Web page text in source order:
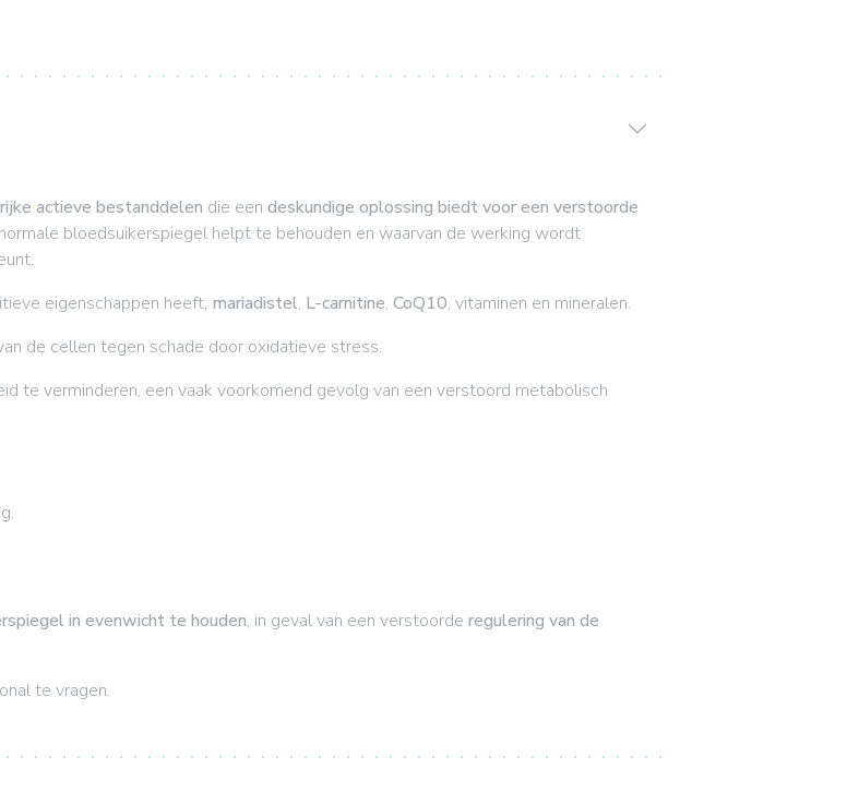
actieve bestanddelen die een deskundige oplossing biedt voor een verstoorde
bloedsuikerspiegel helpt te behouden en waarvan de werking wordt
eigenschappen heeft, mariadistel, L-carnitine, CoQ10, vitaminen en mineralen.
de cellen tegen schade door oxidatieve stress.
te verminderen, een vaak voorkomend gevolg van een verstoord metabolisch
in evenwicht te houden, in geval van een verstoorde regulering van de
te vragen.